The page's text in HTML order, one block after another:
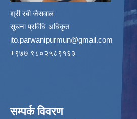
श्री रबी जैसवाल
सूचना प्रविधि अधिकृत
ito.parwanipurmun@gmail.com
‌+९७७ ९८०२५८९१६३
सम्पर्क विवरण